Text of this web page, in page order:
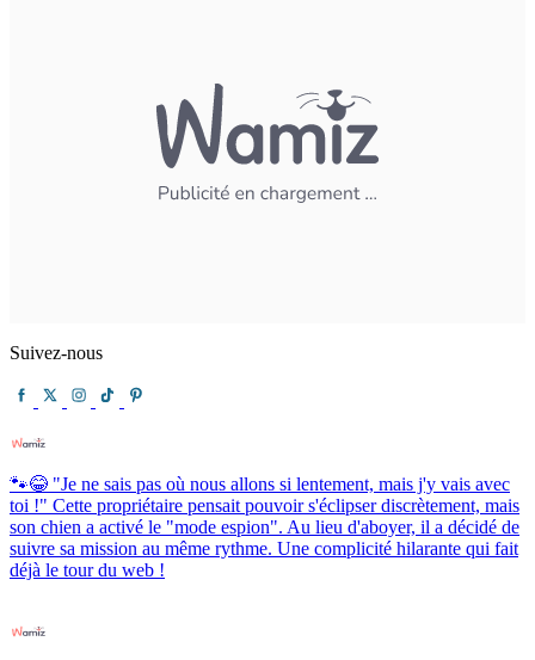
Suivez-nous
🐾😂 "Je ne sais pas où nous allons si lentement, mais j'y vais avec
toi !" Cette propriétaire pensait pouvoir s'éclipser discrètement, mais
son chien a activé le "mode espion". Au lieu d'aboyer, il a décidé de
suivre sa mission au même rythme. Une complicité hilarante qui fait
déjà le tour du web !